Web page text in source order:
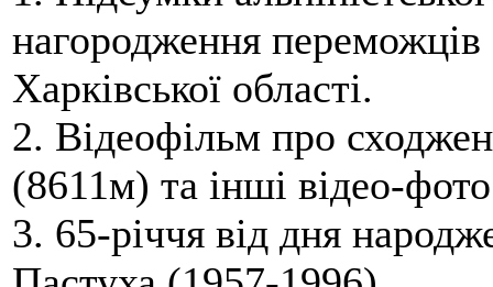
нагородження переможців
Харківської області.
2. Відеофільм про
(8611м) та інші відео-фото
3. 65-річчя від дня